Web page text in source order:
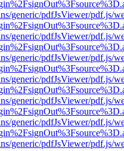
generic/pdfJsViewer/pdf.js/
generic/pdfJsViewer/pdf.js/
generic/pdfJsViewer/pdf.js/
generic/pdfJsViewer/pdf.js/
generic/pdfJsViewer/pdf.js/
generic/pdfJsViewer/pdf.js/
generic/pdfJsViewer/pdf.js/